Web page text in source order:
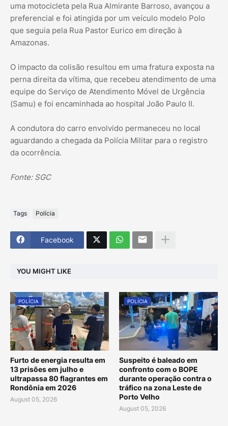
uma motocicleta pela Rua Almirante Barroso, avançou a
preferencial e foi atingida por um veículo modelo Polo
que seguia pela Rua Pastor Eurico em direção à
Amazonas.
O impacto da colisão resultou em uma fratura exposta na
perna direita da vítima, que recebeu atendimento de uma
equipe do Serviço de Atendimento Móvel de Urgência
(Samu) e foi encaminhada ao hospital João Paulo II.
A condutora do carro envolvido permaneceu no local
aguardando a chegada da Polícia Militar para o registro
da ocorrência.
Fonte: SGC
Tags Polícia
Facebook
YOU MIGHT LIKE
POLÍCIA
Furto de energia resulta em
13 prisões em julho e
ultrapassa 80 flagrantes em
Rondônia em 2026
August 05, 2026
POLÍCIA
Suspeito é baleado em
confronto com o BOPE
durante operação contra o
tráfico na zona Leste de
Porto Velho
August 05, 2026